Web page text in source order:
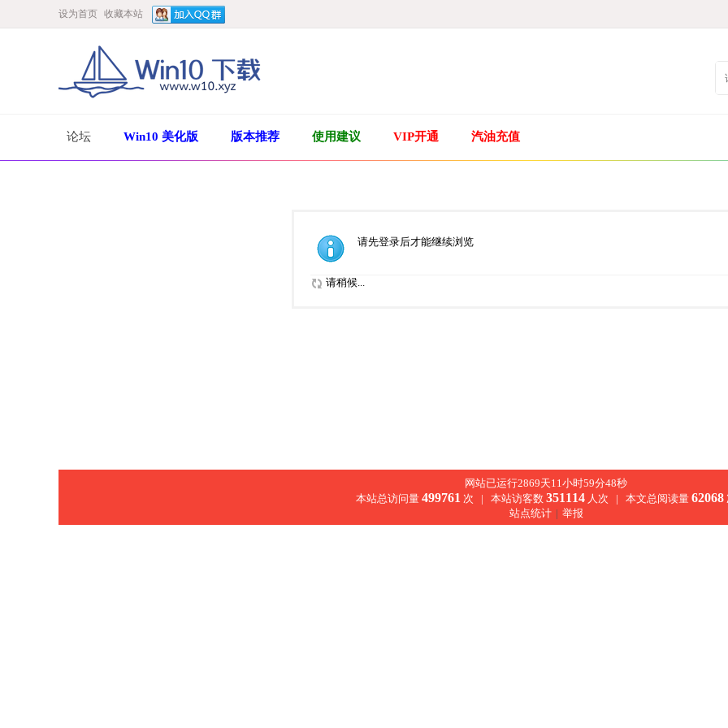
设为首页 收藏本站
论坛 Win10 美化版 版本推荐 使用建议 VIP开通 汽油充值
请先登录后才能继续浏览
请稍候...
网站已运行2869天11小时59分48秒
本站总访问量 499761 次 | 本站访客数 351114人次 | 本文总阅读量 62068
站点统计 | 举报